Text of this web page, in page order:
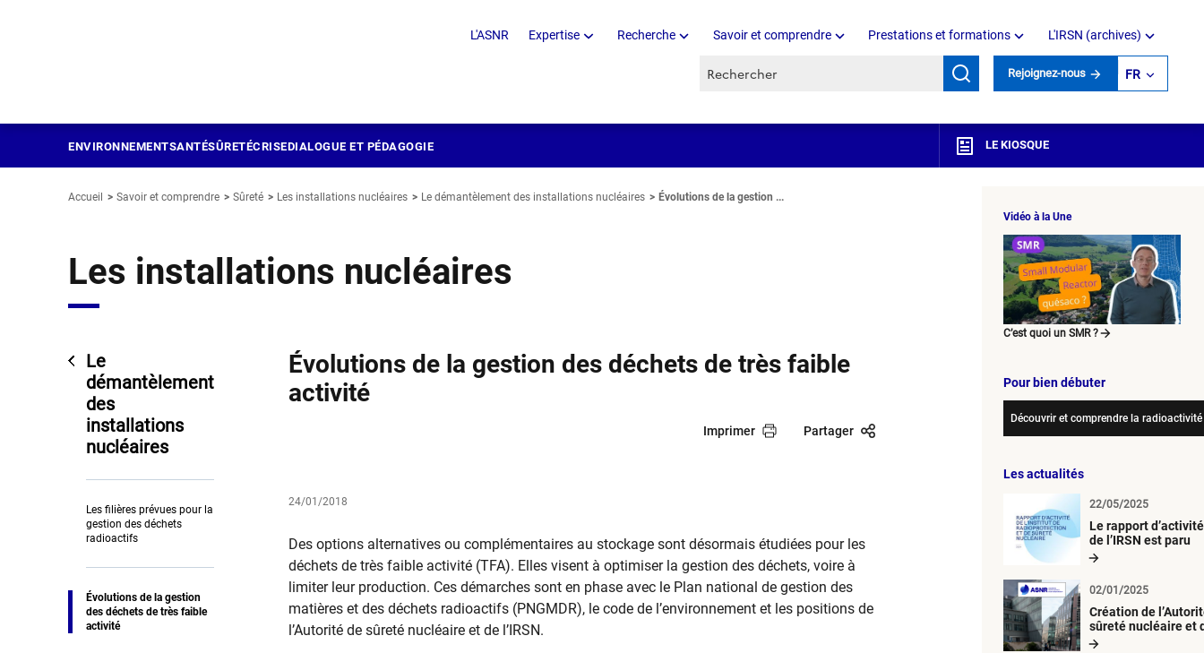
L'ASNR Expertise Recherche Savoir et comprendre Prestations et formations L'IRSN (archives)
Recherche par mots clés Rejoignez-nous FR
ENVIRONNEMENTSANTÉSÛRETÉCRISEDIALOGUE ET PÉDAGOGIE LE KIOSQUE
Accueil Savoir et comprendre Sûreté Les installations nucléaires Le démantèlement des installations nucléaires Évolutions de la gestion ...
Les installations nucléaires
Le
démantèlement
des
installations
nucléaires
Les filières prévues pour la
gestion des déchets
radioactifs
Évolutions de la gestion
des déchets de très faible
activité
Évolutions de la gestion des déchets de très faible
activité
Imprimer Partager
24/01/2018
Des options alternatives ou complémentaires au stockage sont désormais étudiées pour les
déchets de très faible activité (TFA). Elles visent à optimiser la gestion des déchets, voire à
limiter leur production. Ces démarches sont en phase avec le Plan national de gestion des
matières et des déchets radioactifs (PNGMDR), le code de l’environnement et les positions de
l’Autorité de sûreté nucléaire et de l’IRSN.
Vidéo à la Une
C’est quoi un SMR ?
Pour bien débuter
Découvrir et comprendre la radioactivité
Les actualités
Le rapport
de l’IRSN est paru
22/05/2025
Création de
sûreté nucléaire et
radioprotection
02/01/2025